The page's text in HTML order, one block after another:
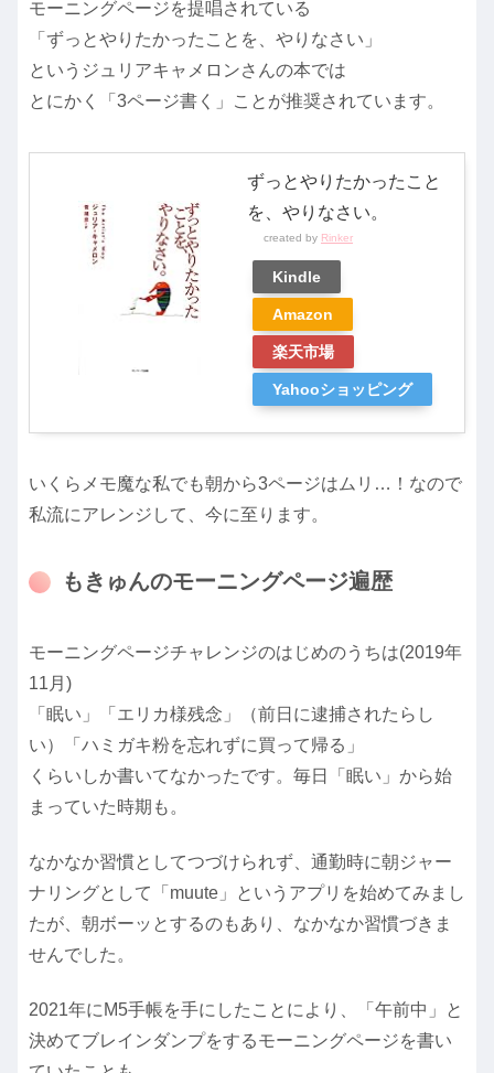
モーニングページを提唱されている
「ずっとやりたかったことを、やりなさい」
というジュリアキャメロンさんの本では
とにかく「3ページ書く」ことが推奨されています。
ずっとやりたかったこと
を、やりなさい。
created by Rinker
Kindle
Amazon
楽天市場
Yahooショッピング
いくらメモ魔な私でも朝から3ページはムリ…！なので
私流にアレンジして、今に至ります。
もきゅんのモーニングページ遍歴
モーニングページチャレンジのはじめのうちは(2019年
11月)
「眠い」「エリカ様残念」（前日に逮捕されたらし
い）「ハミガキ粉を忘れずに買って帰る」
くらいしか書いてなかったです。毎日「眠い」から始
まっていた時期も。
なかなか習慣としてつづけられず、通勤時に朝ジャー
ナリングとして「muute」というアプリを始めてみまし
たが、朝ボーッとするのもあり、なかなか習慣づきま
せんでした。
2021年にM5手帳を手にしたことにより、「午前中」と
決めてブレインダンプをするモーニングページを書い